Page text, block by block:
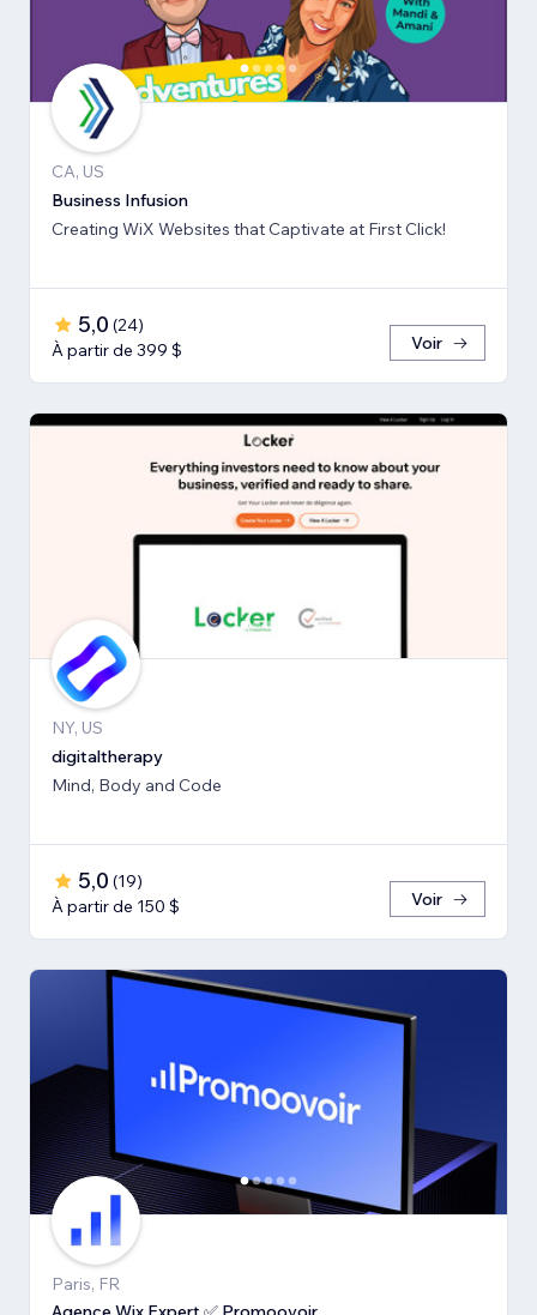
CA, US
Business Infusion
Creating WiX Websites that Captivate at First Click!
5,0 (24)
À partir de 399 $
Voir
NY, US
digitaltherapy
Mind, Body and Code
5,0 (19)
À partir de 150 $
Voir
Paris, FR